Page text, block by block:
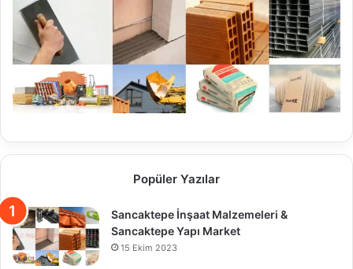
Popüler Yazılar
Sancaktepe İnşaat Malzemeleri &
Sancaktepe Yapı Market
15 Ekim 2023